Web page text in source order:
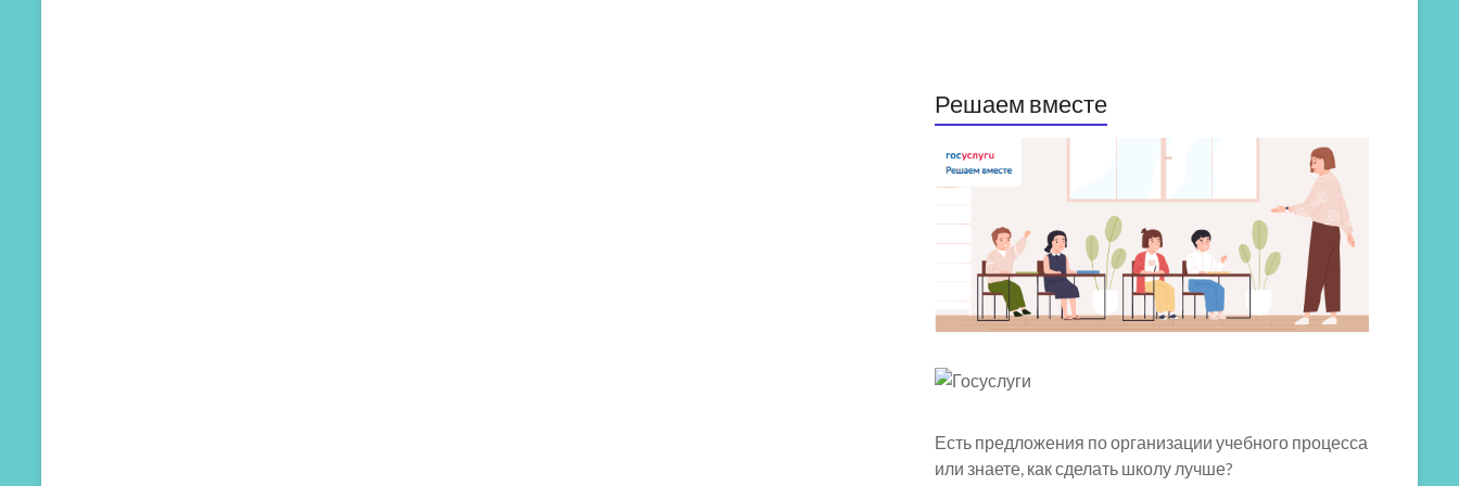
Решаем вместе
Есть предложения по организации учебного процесса
или знаете, как сделать школу лучше?